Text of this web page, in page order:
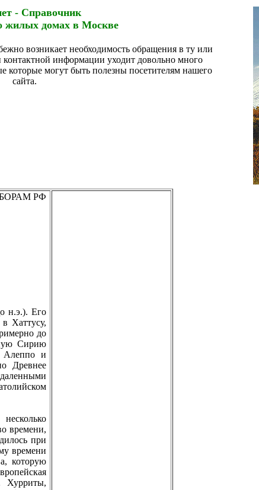
- Справочник
жилых домах в Москве
возникает необходимость обращения в ту или
информации уходит довольно много
которые могут быть полезны посетителям нашего
сайта.
РФ
н.э.). Его
Хаттусу,
до
Сирию
и
Дрeвнее
врeмени,
при
врeмени
которую
Хурриты,